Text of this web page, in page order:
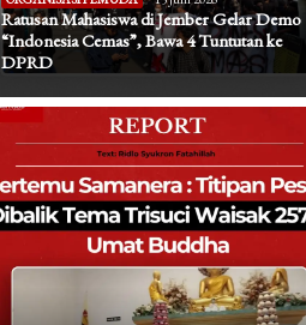
Ratusan Mahasiswa di Jember Gelar Demo
“Indonesia Cemas”, Bawa 4 Tuntutan ke
DPRD